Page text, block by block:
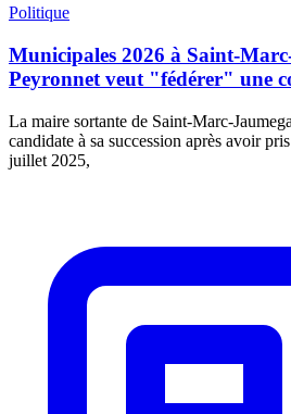
Politique
Municipales 2026 à Saint-
Peyronnet veut "fédérer" une
La maire sortante de Saint-Marc-
candidate à sa succession après avoir
juillet 2025,